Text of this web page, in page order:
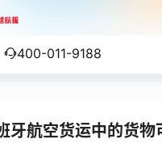
400-011-9188
牙航空货运中的货物